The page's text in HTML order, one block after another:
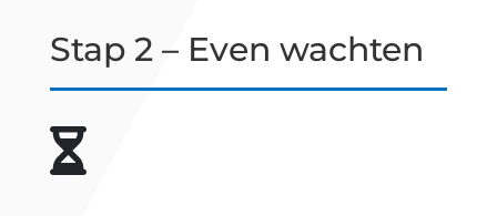
Stap 2 – Even wachten